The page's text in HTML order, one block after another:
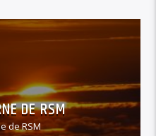
DE RSM
de RSM